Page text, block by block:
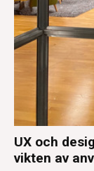
UX och
vikten av